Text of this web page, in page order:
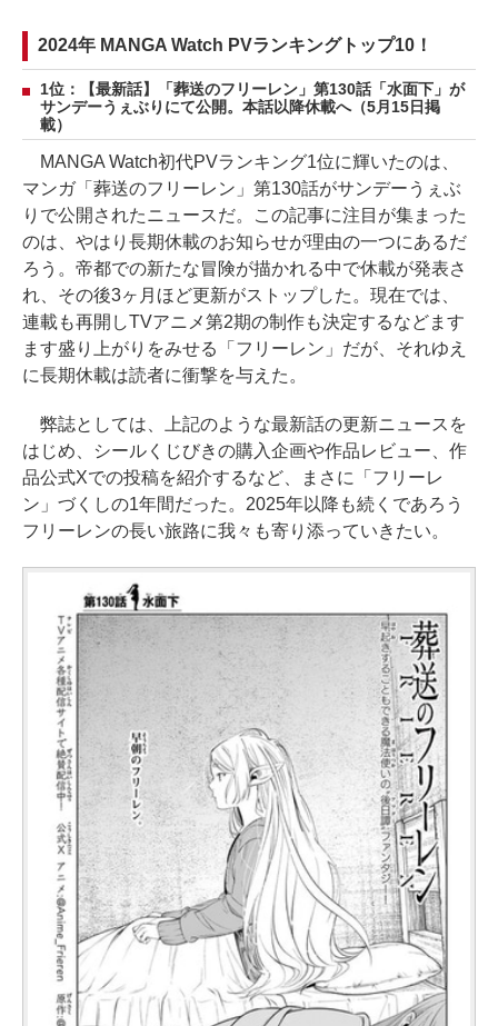
2024年 MANGA Watch PVランキングトップ10！
1位：【最新話】「葬送のフリーレン」第130話「水面下」が
サンデーうぇぶりにて公開。本話以降休載へ（5月15日掲
載）
MANGA Watch初代PVランキング1位に輝いたのは、
マンガ「葬送のフリーレン」第130話がサンデーうぇぶ
りで公開されたニュースだ。この記事に注目が集まった
のは、やはり長期休載のお知らせが理由の一つにあるだ
ろう。帝都での新たな冒険が描かれる中で休載が発表さ
れ、その後3ヶ月ほど更新がストップした。現在では、
連載も再開しTVアニメ第2期の制作も決定するなどます
ます盛り上がりをみせる「フリーレン」だが、それゆえ
に長期休載は読者に衝撃を与えた。
弊誌としては、上記のような最新話の更新ニュースを
はじめ、シールくじびきの購入企画や作品レビュー、作
品公式Xでの投稿を紹介するなど、まさに「フリーレ
ン」づくしの1年間だった。2025年以降も続くであろう
フリーレンの長い旅路に我々も寄り添っていきたい。